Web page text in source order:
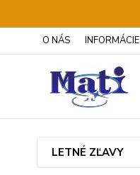
O NÁS INFORMÁCIE
LETNÉ ZĽAVY